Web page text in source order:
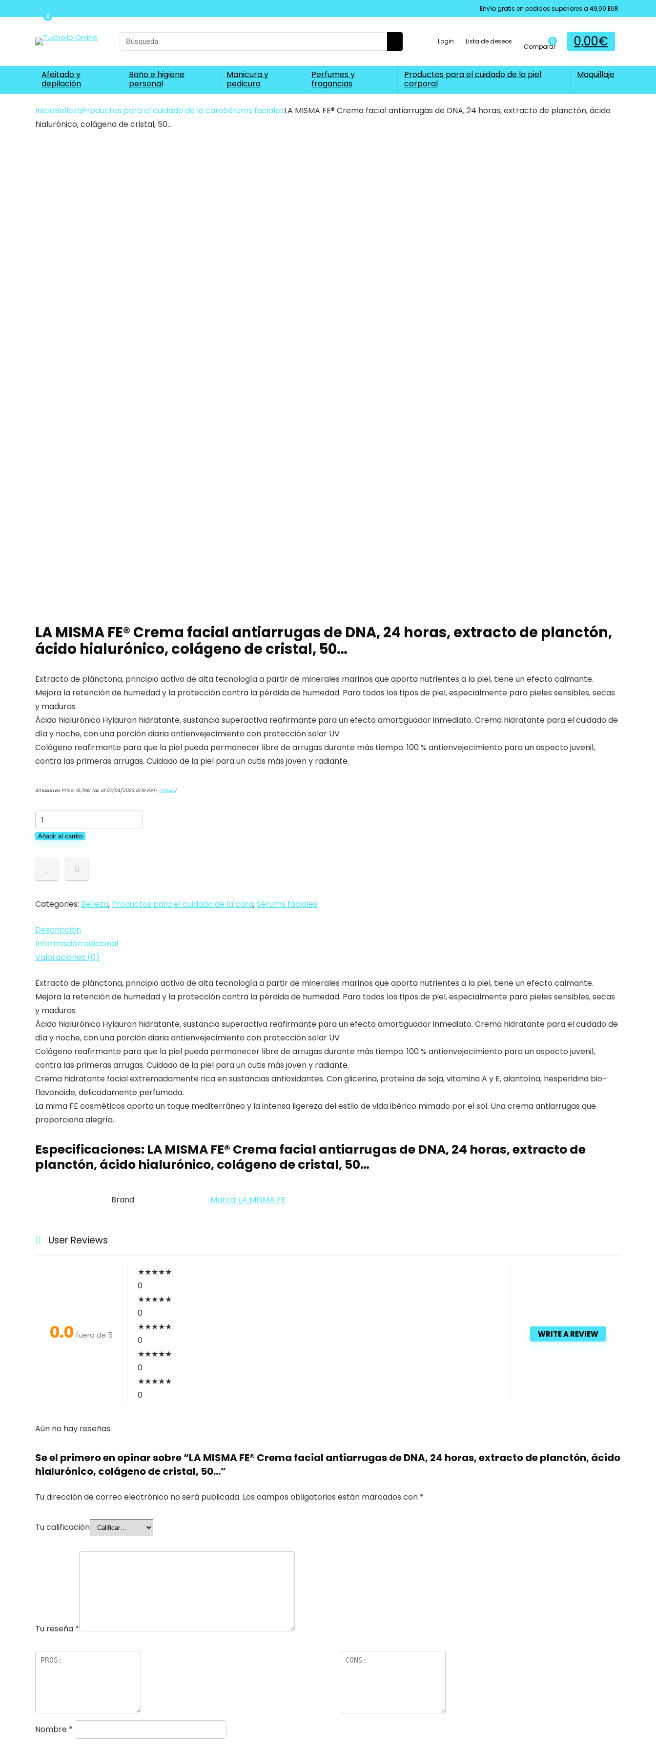
Envío gratis en pedidos superiores a 49,99 EUR
Search
for:
Login Lista de deseos 0
Comparar
0
0,00€
Afeitado y
depilación
Baño e higiene
personal
Manicura y
pedicura
Perfumes y
fragancias
Productos para el cuidado de la piel
corporal
Maquillaje
InicioBellezaProductos para el cuidado de la caraSérums facialesLA MISMA FE® Crema facial antiarrugas de DNA, 24 horas, extracto de planctón, ácido
hialurónico, colágeno de cristal, 50…
LA MISMA FE® Crema facial antiarrugas de DNA, 24 horas, extracto de planctón,
ácido hialurónico, colágeno de cristal, 50…
Extracto de plánctona, principio activo de alta tecnología a partir de minerales marinos que aporta nutrientes a la piel, tiene un efecto calmante.
Mejora la retención de humedad y la protección contra la pérdida de humedad. Para todos los tipos de piel, especialmente para pieles sensibles, secas
y maduras
Ácido hialurónico Hylauron hidratante, sustancia superactiva reafirmante para un efecto amortiguador inmediato. Crema hidratante para el cuidado de
día y noche, con una porción diaria antienvejecimiento con protección solar UV
Colágeno reafirmante para que la piel pueda permanecer libre de arrugas durante más tiempo. 100 % antienvejecimiento para un aspecto juvenil,
contra las primeras arrugas. Cuidado de la piel para un cutis más joven y radiante.
Amazon.es Price: 16,79€(as of 07/04/2023 01:19 PST-Details)
LA
MISMA
FE®
facial
de
24
horas,
extracto
planctón,
ácido
hialurónico,
colágeno
de
cristal,
50…
cantidad
Añadir al carrito
Categories: Belleza, Productos para el cuidado de la cara,Sérums faciales
Descripción
Información adicional
Valoraciones (0)
Extracto de plánctona, principio activo de alta tecnología a partir de minerales marinos que aporta nutrientes a la piel, tiene un efecto calmante.
Mejora la retención de humedad y la protección contra la pérdida de humedad. Para todos los tipos de piel, especialmente para pieles sensibles, secas
y maduras
Ácido hialurónico Hylauron hidratante, sustancia superactiva reafirmante para un efecto amortiguador inmediato. Crema hidratante para el cuidado de
día y noche, con una porción diaria antienvejecimiento con protección solar UV
Colágeno reafirmante para que la piel pueda permanecer libre de arrugas durante más tiempo. 100 % antienvejecimiento para un aspecto juvenil,
contra las primeras arrugas. Cuidado de la piel para un cutis más joven y radiante.
Crema hidratante facial extremadamente rica en sustancias antioxidantes. Con glicerina, proteína de soja, vitamina A y E, alantoína, hesperidina bio-
flavonoide, delicadamente perfumada.
La mima FE cosméticos aporta un toque mediterráneo y la intensa ligereza del estilo de vida ibérico mimado por el sol. Una crema antiarrugas que
proporciona alegría.
Especificaciones: LA MISMA FE® Crema facial antiarrugas de DNA, 24 horas, extracto de
planctón, ácido hialurónico, colágeno de cristal, 50…
Brand Marca: LA MISMA FE
User Reviews
0.0 fuera de 5
★★★★★
0
★★★★★
0
★★★★★
0
★★★★★
0
★★★★★
0
WRITE A REVIEW
Aún no hay reseñas.
Se el primero en opinar sobre “LA MISMA FE® Crema facial antiarrugas de DNA, 24 horas, extracto de planctón, ácido
hialurónico, colágeno de cristal, 50…”
Tu dirección de correo electrónico no será publicada. Los campos obligatorios están marcados con *
Tu calificación
Tu reseña *
Nombre *